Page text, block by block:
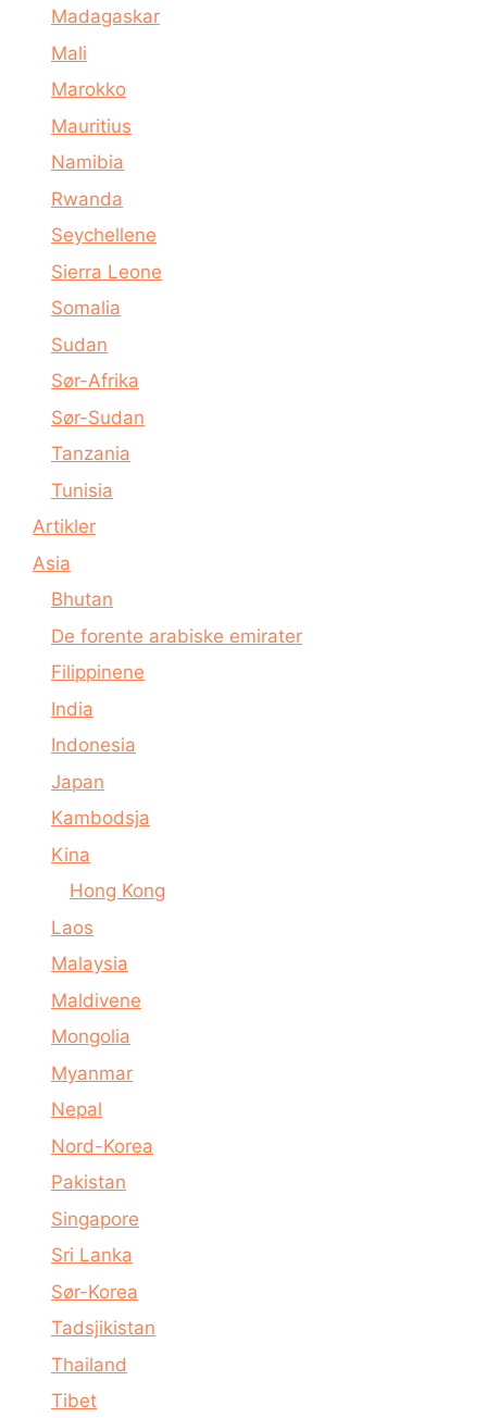
Madagaskar
Mali
Marokko
Mauritius
Namibia
Rwanda
Seychellene
Sierra Leone
Somalia
Sudan
Sør-Afrika
Sør-Sudan
Tanzania
Tunisia
Artikler
Asia
Bhutan
De forente arabiske emirater
Filippinene
India
Indonesia
Japan
Kambodsja
Kina
Hong Kong
Laos
Malaysia
Maldivene
Mongolia
Myanmar
Nepal
Nord-Korea
Pakistan
Singapore
Sri Lanka
Sør-Korea
Tadsjikistan
Thailand
Tibet